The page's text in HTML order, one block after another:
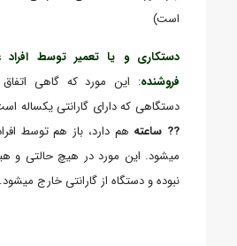
است)
دستکاری و یا تعمیر توسط
فروشنده: این مورد که گاهی
دستگاهی که دارای گارانتی یکساله
?? ساعته هم دارد، باز هم توسط
میشود. این مورد در هیچ حالتی و
نبوده و دستگاه از گارانتی خارج میشود.